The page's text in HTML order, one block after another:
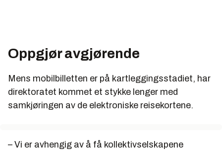
Oppgjør avgjørende
Mens mobilbilletten er på kartleggingsstadiet, har
direktoratet kommet et stykke lenger med
samkjøringen av de elektroniske reisekortene.
– Vi er avhengig av å få kollektivselskapene